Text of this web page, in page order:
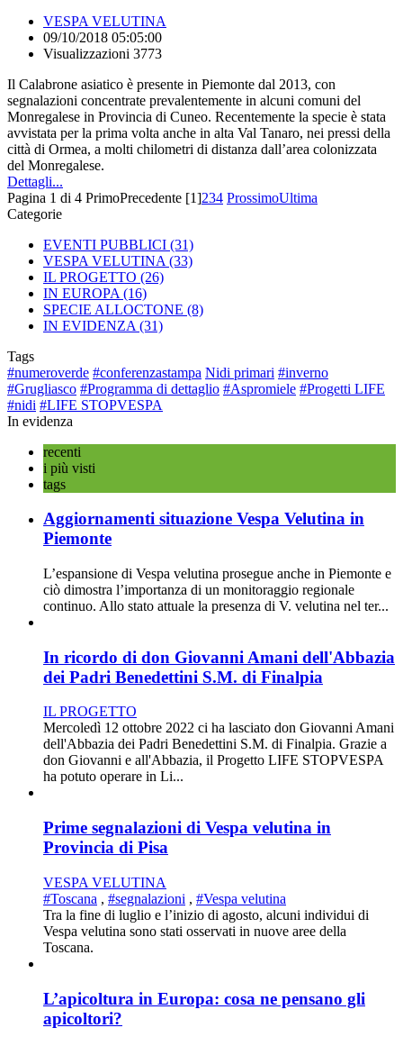
VESPA VELUTINA
09/10/2018 05:05:00
Visualizzazioni 3773
Il Calabrone asiatico è presente in Piemonte dal 2013, con
segnalazioni concentrate prevalentemente in alcuni comuni del
Monregalese in Provincia di Cuneo. Recentemente la specie è stata
avvistata per la prima volta anche in alta Val Tanaro, nei pressi della
città di Ormea, a molti chilometri di distanza dall’area colonizzata
del Monregalese.
Dettagli...
Pagina 1 di 4 PrimoPrecedente [1]234 ProssimoUltima
Categorie
EVENTI PUBBLICI (31)
VESPA VELUTINA (33)
IL PROGETTO (26)
IN EUROPA (16)
SPECIE ALLOCTONE (8)
IN EVIDENZA (31)
Tags
#numeroverde #conferenzastampa Nidi primari #inverno
#Grugliasco #Programma di dettaglio #Aspromiele #Progetti LIFE
#nidi #LIFE STOPVESPA
In evidenza
recenti
i più visti
tags
Aggiornamenti situazione Vespa Velutina in
Piemonte
L’espansione di Vespa velutina prosegue anche in Piemonte e
ciò dimostra l’importanza di un monitoraggio regionale
continuo. Allo stato attuale la presenza di V. velutina nel ter...
In ricordo di don Giovanni Amani dell'Abbazia
dei Padri Benedettini S.M. di Finalpia
IL PROGETTO
Mercoledì 12 ottobre 2022 ci ha lasciato don Giovanni Amani
dell'Abbazia dei Padri Benedettini S.M. di Finalpia. Grazie a
don Giovanni e all'Abbazia, il Progetto LIFE STOPVESPA
ha potuto operare in Li...
Prime segnalazioni di Vespa velutina in
Provincia di Pisa
VESPA VELUTINA
#Toscana , #segnalazioni , #Vespa velutina
Tra la fine di luglio e l’inizio di agosto, alcuni individui di
Vespa velutina sono stati osservati in nuove aree della
Toscana.
L’apicoltura in Europa: cosa ne pensano gli
apicoltori?